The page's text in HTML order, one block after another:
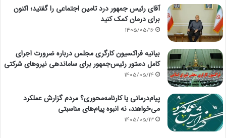
آقای رئیس جمهور درد تامین اجتماعی را گفتید؛ اکنون
برای درمان کمک کنید
1405/05/16
بیانیه فراکسیون کارگری مجلس درباره ضرورت اجرای
کامل دستور رئیس‌جمهور برای ساماندهی نیروهای شرکتی
1405/05/14
پیام‌درمانی یا کارنامه‌محوری؟ مردم گزارش عملکرد
می‌خواهند، نه انبوه پیام‌های مناسبتی
1405/05/13